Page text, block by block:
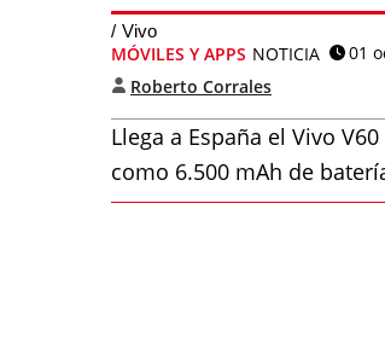
Vivo
MÓVILES Y APPS NOTICIA
01
Roberto Corrales
Llega a España el Vivo
como 6.500 mAh de